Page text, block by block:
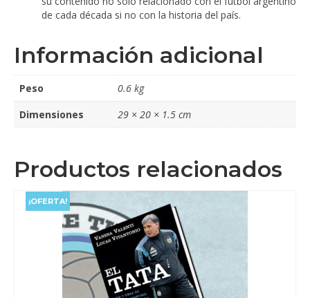
de cada década si no con la historia del país.
Información adicional
Peso
0.6 kg
Dimensiones
29 × 20 × 1.5 cm
Productos relacionados
¡OFERTA!